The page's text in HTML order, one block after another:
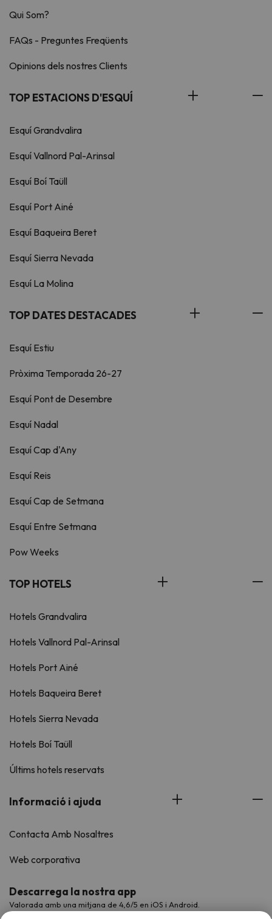
Qui Som?
FAQs - Preguntes Freqüents
Opinions dels nostres Clients
TOP ESTACIONS D'ESQUÍ
Esquí Grandvalira
Esquí Vallnord Pal-Arinsal
Esquí Boí Taüll
Esquí Port Ainé
Esquí Baqueira Beret
Esquí Sierra Nevada
Esquí La Molina
TOP DATES DESTACADES
Esquí Estiu
Pròxima Temporada 26-27
Esquí Pont de Desembre
Esquí Nadal
Esquí Cap d'Any
Esquí Reis
Esquí Cap de Setmana
Esquí Entre Setmana
Pow Weeks
TOP HOTELS
Hotels Grandvalira
Hotels Vallnord Pal-Arinsal
Hotels Port Ainé
Hotels Baqueira Beret
Hotels Sierra Nevada
Hotels Boí Taüll
Últims hotels reservats
Informació i ajuda
Contacta Amb Nosaltres
Web corporativa
Descarrega la nostra app
Valorada amb una mitjana de 4,6/5 en iOS i Android.